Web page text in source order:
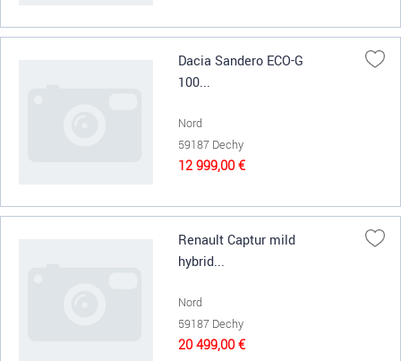
Dacia Sandero ECO-G
100...
Nord
59187 Dechy
12 999,00 €
Renault Captur mild
hybrid...
Nord
59187 Dechy
20 499,00 €